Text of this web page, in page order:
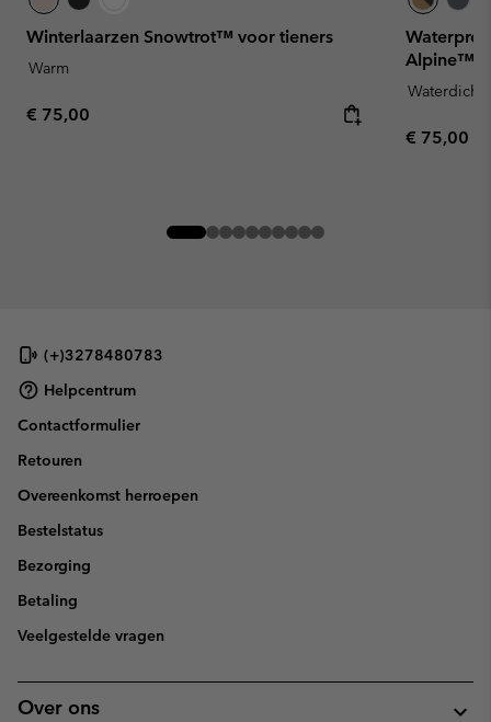
Winterlaarzen Snowtrot™ voor tieners
Warm
Regular price:
€ 75,00
Alpine™
Waterdicht
Regular
€ 75,00
(+)3278480783
Helpcentrum
Contactformulier
Retouren
Overeenkomst herroepen
Bestelstatus
Bezorging
Betaling
Veelgestelde vragen
Over ons